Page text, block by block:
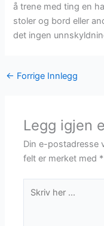
å trene med ting en
stoler og bord eller
det ingen
← Forrige Innlegg
Legg igjen
Din e-postadresse
felt er merket med *